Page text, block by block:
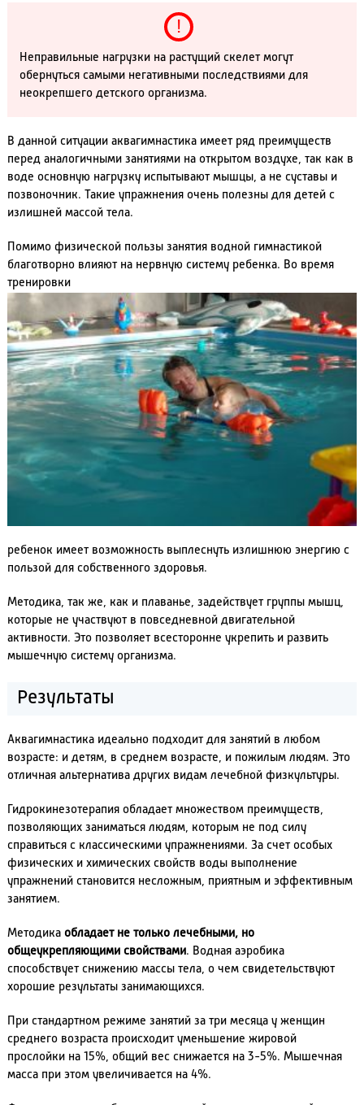
Неправильные нагрузки на растущий скелет могут
обернуться самыми негативными последствиями для
неокрепшего детского организма.
В данной ситуации аквагимнастика имеет ряд преимуществ
перед аналогичными занятиями на открытом воздухе, так как в
воде основную нагрузку испытывают мышцы, а не суставы и
позвоночник. Такие упражнения очень полезны для детей с
излишней массой тела.
Помимо физической пользы занятия водной гимнастикой
благотворно влияют на нервную систему ребенка. Во время
тренировки
ребенок имеет возможность выплеснуть излишнюю энергию с
пользой для собственного здоровья.
Методика, так же, как и плаванье, задействует группы мышц,
которые не участвуют в повседневной двигательной
активности. Это позволяет всесторонне укрепить и развить
мышечную систему организма.
Результаты
Аквагимнастика идеально подходит для занятий в любом
возрасте: и детям, в среднем возрасте, и пожилым людям. Это
отличная альтернатива других видам лечебной физкультуры.
Гидрокинезотерапия обладает множеством преимуществ,
позволяющих заниматься людям, которым не под силу
справиться с классическими упражнениями. За счет особых
физических и химических свойств воды выполнение
упражнений становится несложным, приятным и эффективным
занятием.
Методика обладает не только лечебными, но
общеукрепляющими свойствами. Водная аэробика
способствует снижению массы тела, о чем свидетельствуют
хорошие результаты занимающихся.
При стандартном режиме занятий за три месяца у женщин
среднего возраста происходит уменьшение жировой
прослойки на 15%, общий вес снижается на 3-5%. Мышечная
масса при этом увеличивается на 4%.